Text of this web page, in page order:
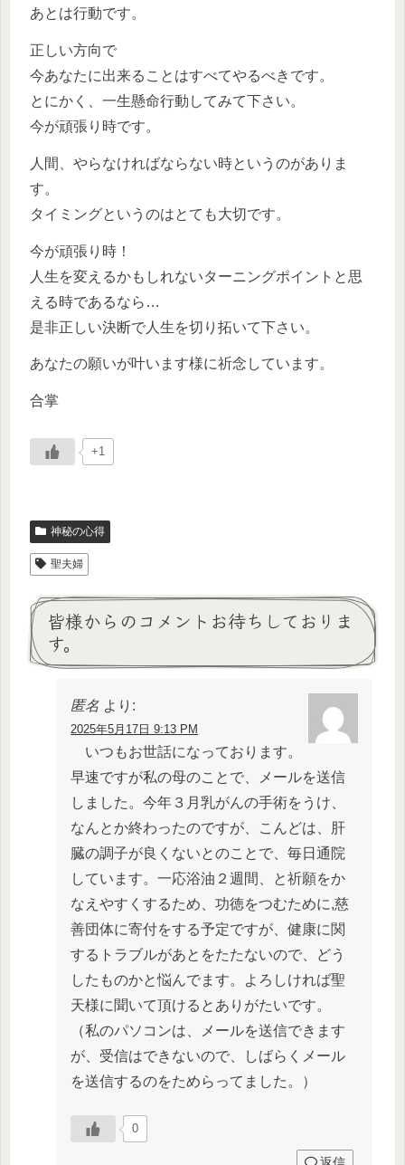
あとは行動です。
正しい方向で
今あなたに出来ることはすべてやるべきです。
とにかく、一生懸命行動してみて下さい。
今が頑張り時です。
人間、やらなければならない時というのがありま
す。
タイミングというのはとても大切です。
今が頑張り時！
人生を変えるかもしれないターニングポイントと思
える時であるなら…
是非正しい決断で人生を切り拓いて下さい。
あなたの願いが叶います様に祈念しています。
合掌
+1
神秘の心得
聖夫婦
皆様からのコメントお待ちしておりま
す。
匿名 より:
2025年5月17日 9:13 PM
いつもお世話になっております。
早速ですが私の母のことで、メールを送信
しました。今年３月乳がんの手術をうけ、
なんとか終わったのですが、こんどは、肝
臓の調子が良くないとのことで、毎日通院
しています。一応浴油２週間、と祈願をか
なえやすくするため、功徳をつむために,慈
善団体に寄付をする予定ですが、健康に関
するトラブルがあとをたたないので、どう
したものかと悩んでます。よろしければ聖
天様に聞いて頂けるとありがたいです。
（私のパソコンは、メールを送信できます
が、受信はできないので、しばらくメール
を送信するのをためらってました。）
0